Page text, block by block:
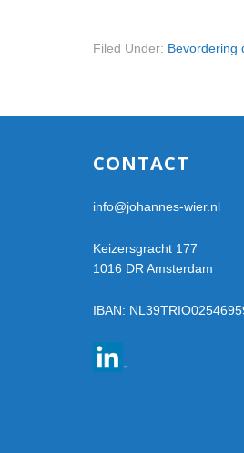
Filed Under: Bevordering
CONTACT
info@johannes-wier.nl
Keizersgracht 177
1016 DR Amsterdam
IBAN: